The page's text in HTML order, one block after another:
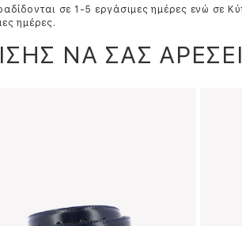
σε 1-5 εργάσιμες ημέρες ενώ σε
ημέρες.
ΝΑ ΣΑΣ ΑΡΕΣΕΙ